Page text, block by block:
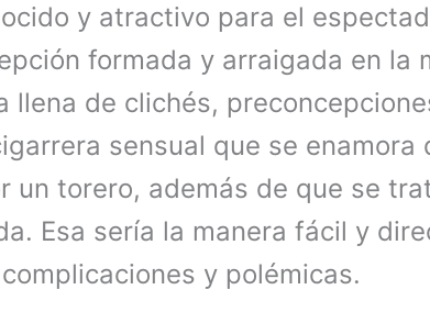
y atractivo para el
formada y arraigada en la
llena de clichés,
sensual que se enamora
un torero, además de que se
Esa sería la manera fácil y
y polémicas.